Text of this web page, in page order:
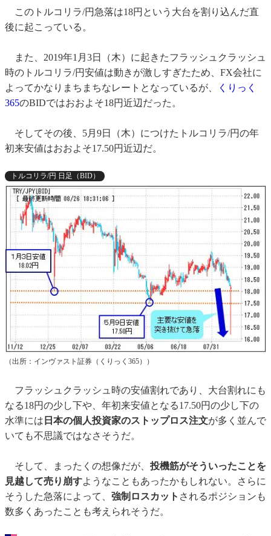
このトルコリラ/円急落は18円という大台を割り込んだ直
後に起こっている。
また、2019年1月3日（木）に起きたフラッシュクラッシュ
時のトルコリラ/円安値は動きが激しすぎたため、FX会社に
よってかなりまちまちなレートとなっているが、
くりっく
365のBIDではおおよそ18円近辺だった。
そしてその後、5月9日（木）につけたトルコリラ/円の年
初来安値はおおよそ17.50円近辺だ。
トルコリラ/円 日足（BID）
（出所：インヴァスト証券（くりっく365））
フラッシュクラッシュ時の安値割れであり、大台割れにも
なる18円の少し下や、年初来安値となる17.50円の少し下の
水準には 日本の個人投資家のストップロス注文が多く並んで
いても不思議ではなさそうだ。
そして、まったくの想像だが、 投機筋がそういったことを
見越して売り崩すようなこともあったかもしれない。さらに
そうした急落によって、 強制ロスカット されるポジションも
数多くあったことも考えられそうだ。